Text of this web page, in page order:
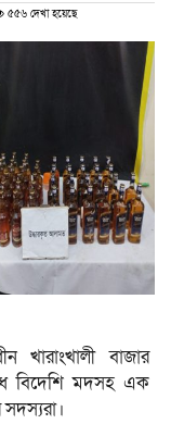
৫৫৬ দেখা হয়েছে
খারাংখালী বাজার
বিদেশি মদসহ এক